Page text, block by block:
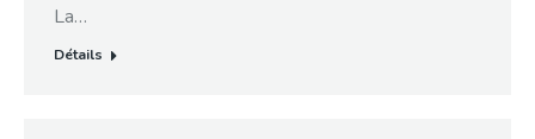
La…
Détails